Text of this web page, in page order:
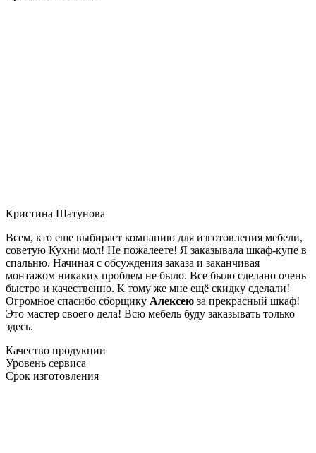
Кристина Шатунова
Всем, кто еще выбирает компанию для изготовления мебели,
советую Кухни мол! Не пожалеете! Я заказывала шкаф-купе в
спальню. Начиная с обсуждения заказа и заканчивая
монтажом никаких проблем не было. Все было сделано очень
быстро и качественно. К тому же мне ещё скидку сделали!
Огромное спасибо сборщику Алексею за прекрасный шкаф!
Это мастер своего дела! Всю мебель буду заказывать только
здесь.
Качество продукции
Уровень сервиса
Срок изготовления